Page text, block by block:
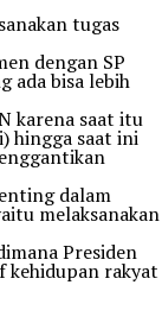
tugas
dengan SP
ada bisa lebih
karena saat itu
hingga saat ini
dalam
melaksanakan
Presiden
kehidupan rakyat